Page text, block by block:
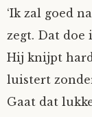
‘Ik zal goed
zegt. Dat doe
Hij knijpt
luistert
Gaat dat